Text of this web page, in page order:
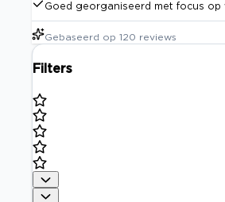
Goed georganiseerd met focus op
Gebaseerd op 120 reviews
Filters